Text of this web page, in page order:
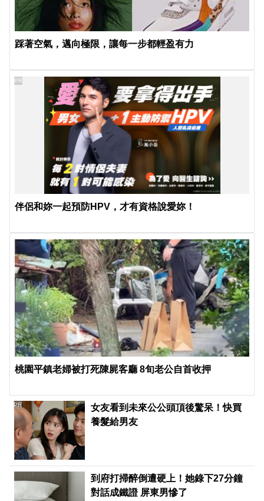
踩著空氣，邁向極限，讓每一步都輕盈有力
伴侶和妳一起預防HPV，才有資格說愛妳！
PR
桃園平鎮老婦被打死陳屍客廳 8旬老公自首收押
女友看到未來公公頭頂後驚呆！快買
養髮給男友
PR
到府打掃醉倒遭硬上！她錄下27分鐘
對話成鐵證 屏東男慘了